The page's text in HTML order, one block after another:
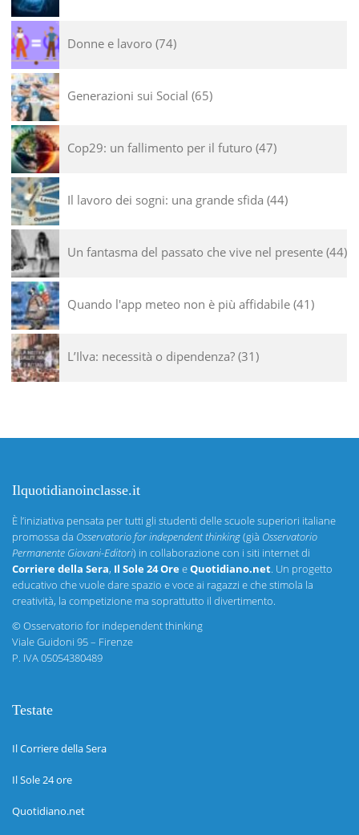
Donne e lavoro 74
Generazioni sui Social 65
Cop29: un fallimento per il futuro 47
Il lavoro dei sogni: una grande sfida 44
Un fantasma del passato che vive nel presente 44
Quando l'app meteo non è più affidabile 41
L’Ilva: necessità o dipendenza? 31
Ilquotidianoinclasse.it
È l’iniziativa pensata per tutti gli studenti delle scuole superiori italiane
promossa da Osservatorio for independent thinking(già Osservatorio
Permanente Giovani-Editori) in collaborazione con i siti internet di
Corriere della Sera, Il Sole 24 OreeQuotidiano.net. Un progetto
educativo che vuole dare spazio e voce ai ragazzi e che stimola la
creatività, la competizione ma soprattutto il divertimento.
©Osservatorio for independent thinking
Viale Guidoni 95 – Firenze
P. IVA 05054380489
Testate
Il Corriere della Sera
Il Sole 24 ore
Quotidiano.net